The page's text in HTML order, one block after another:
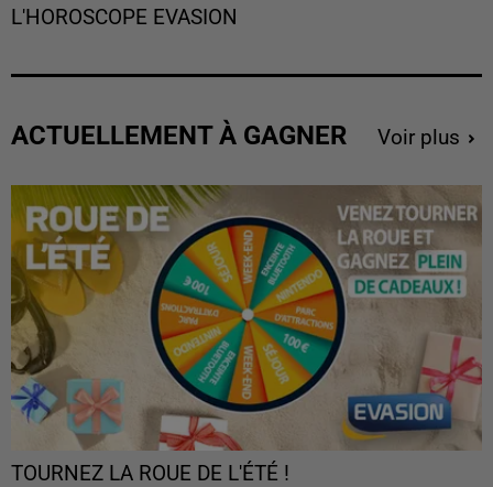
L'HOROSCOPE EVASION
ACTUELLEMENT À GAGNER Voir plus
TOURNEZ LA ROUE DE L'ÉTÉ !